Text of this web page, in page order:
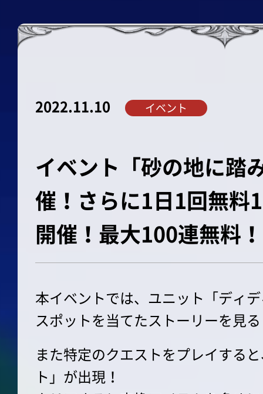
2022.11.10 イベント
イベント「砂の地に踏
催！さらに1日1回無料
開催！最大100連無料
本イベントでは、ユニット「ディ
スポットを当てたストーリーを見
また特定のクエストをプレイする
ト」が出現！